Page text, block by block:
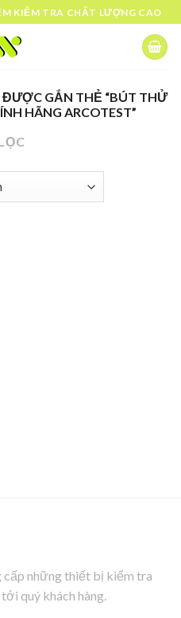
KIỂM TRA CHẤT LƯỢNG CAO
GẮN THẺ “BÚT THỬ
HÃNG ARCOTEST”
cấp những thiết bị kiểm tra
quý khách hàng.